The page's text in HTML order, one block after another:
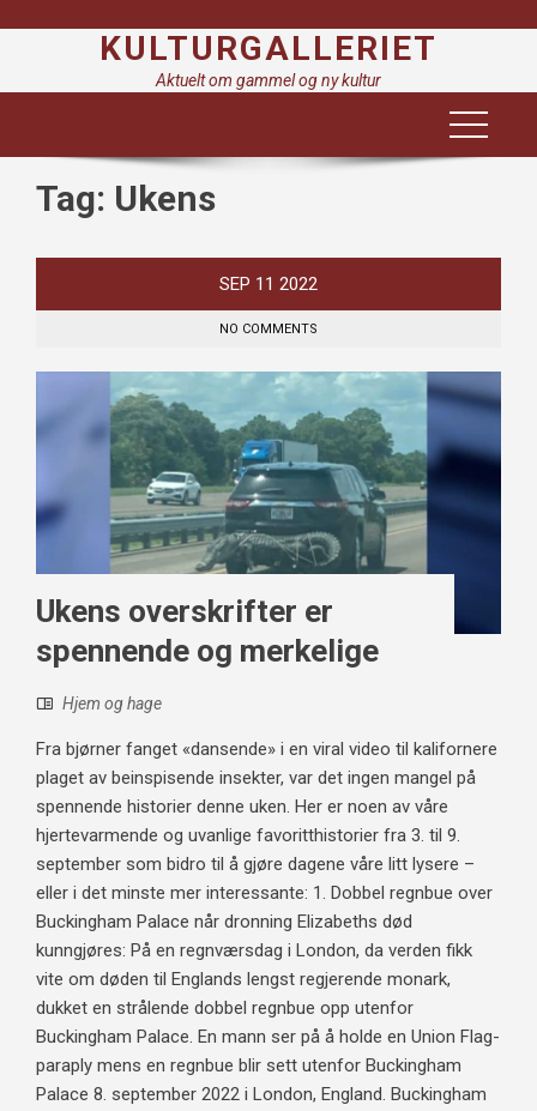
KULTURGALLERIET
Aktuelt om gammel og ny kultur
Tag: Ukens
SEP 11 2022
NO COMMENTS
Ukens overskrifter er
spennende og merkelige
Hjem og hage
Fra bjørner fanget «dansende» i en viral video til kalifornere
plaget av beinspisende insekter, var det ingen mangel på
spennende historier denne uken. Her er noen av våre
hjertevarmende og uvanlige favoritthistorier fra 3. til 9.
september som bidro til å gjøre dagene våre litt lysere –
eller i det minste mer interessante: 1. Dobbel regnbue over
Buckingham Palace når dronning Elizabeths død
kunngjøres: På en regnværsdag i London, da verden fikk
vite om døden til Englands lengst regjerende monark,
dukket en strålende dobbel regnbue opp utenfor
Buckingham Palace. En mann ser på å holde en Union Flag-
paraply mens en regnbue blir sett utenfor Buckingham
Palace 8. september 2022 i London, England. Buckingham